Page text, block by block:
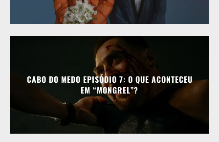
CABO DO MEDO EPISÓDIO 7: O QUE ACONTECEU
EM “MONGREL”?